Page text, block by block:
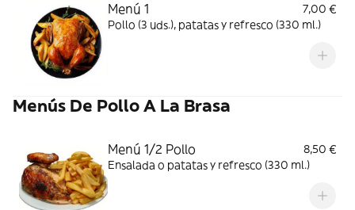
Menú 1
7,00 €
Pollo (3 uds.), patatas y refresco (330 ml.)
Menús De Pollo A La Brasa
Menú 1/2 Pollo
8,50 €
Ensalada o patatas y refresco (330 ml.)